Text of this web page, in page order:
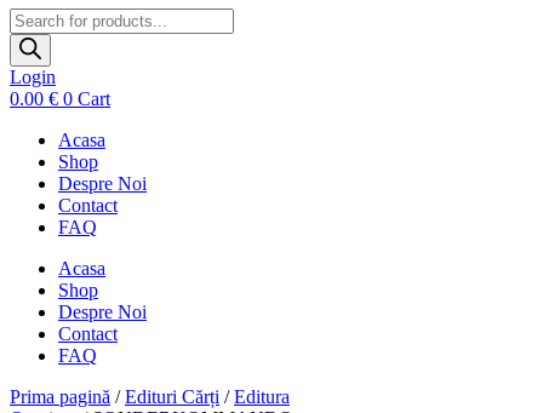
Products
search
Login
0.00 € 0 Cart
Acasa
Shop
Despre Noi
Contact
FAQ
Acasa
Shop
Despre Noi
Contact
FAQ
Prima pagină /Edituri Cărți /Editura